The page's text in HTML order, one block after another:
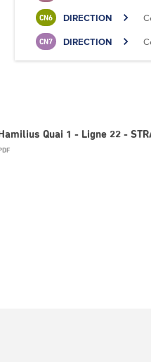
CN6 DIRECTION
CN7 DIRECTION
Quai 1 - Ligne 22 -
PDF